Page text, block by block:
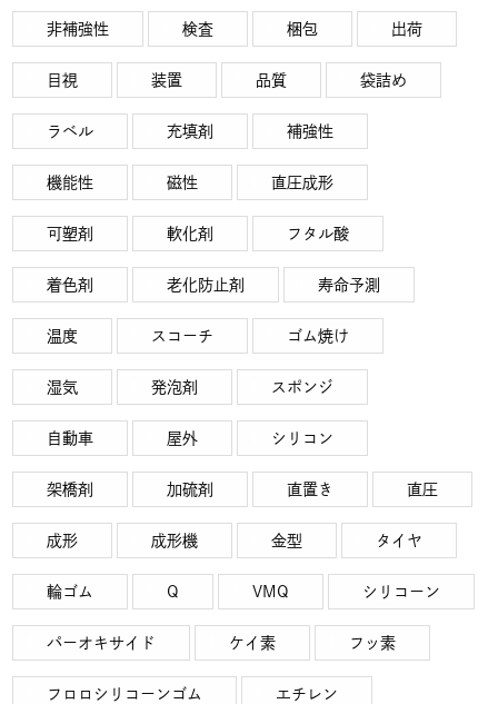
非補強性 検査 梱包 出荷
目視 装置 品質 袋詰め
ラベル 充填剤 補強性
機能性 磁性 直圧成形
可塑剤 軟化剤 フタル酸
着色剤 老化防止剤 寿命予測
温度 スコーチ ゴム焼け
湿気 発泡剤 スポンジ
自動車 屋外 シリコン
架橋剤 加硫剤 直置き 直圧
成形 成形機 金型 タイヤ
輪ゴム Q VMQ シリコーン
パーオキサイド ケイ素 フッ素
フロロシリコーンゴム エチレン